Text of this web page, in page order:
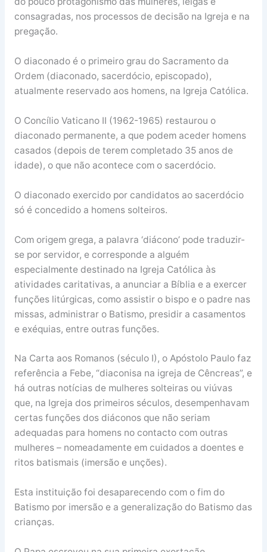
consagradas, nos processos de decisão na Igreja e na
pregação.
O diaconado é o primeiro grau do Sacramento da
Ordem (diaconado, sacerdócio, episcopado),
atualmente reservado aos homens, na Igreja Católica.
O Concílio Vaticano II (1962-1965) restaurou o
diaconado permanente, a que podem aceder homens
casados (depois de terem completado 35 anos de
idade), o que não acontece com o sacerdócio.
O diaconado exercido por candidatos ao sacerdócio
só é concedido a homens solteiros.
Com origem grega, a palavra ‘diácono’ pode traduzir-
se por servidor, e corresponde a alguém
especialmente destinado na Igreja Católica às
atividades caritativas, a anunciar a Bíblia e a exercer
funções litúrgicas, como assistir o bispo e o padre nas
missas, administrar o Batismo, presidir a casamentos
e exéquias, entre outras funções.
Na Carta aos Romanos (século I), o Apóstolo Paulo faz
referência a Febe, “diaconisa na igreja de Cêncreas”, e
há outras notícias de mulheres solteiras ou viúvas
que, na Igreja dos primeiros séculos, desempenhavam
certas funções dos diáconos que não seriam
adequadas para homens no contacto com outras
mulheres – nomeadamente em cuidados a doentes e
ritos batismais (imersão e unções).
Esta instituição foi desaparecendo com o fim do
Batismo por imersão e a gene­ra­lização do Batismo das
crianças.